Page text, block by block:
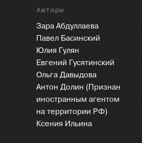
Авторы
Зара Абдуллаева
Павел Басинский
Юлия Гулян
Евгений Гусятинский
Ольга Давыдова
Антон Долин (Признан
иностранным агентом
на территории РФ)
Ксения Ильина